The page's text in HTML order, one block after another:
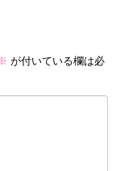
が付いている欄は必